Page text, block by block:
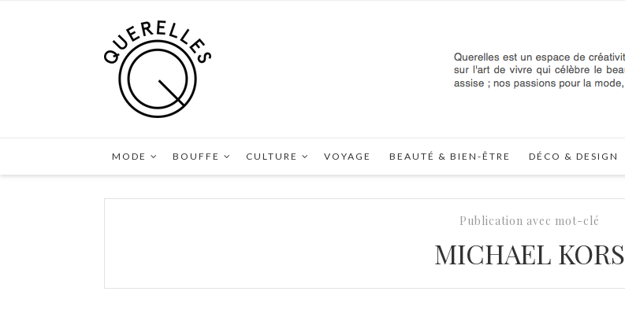
MODE BOUFFE CULTURE VOYAGE BEAUTÉ & BIEN-ÊTRE DÉCO & DESIGN
Publication avec mot-clé
MICHAEL KORS